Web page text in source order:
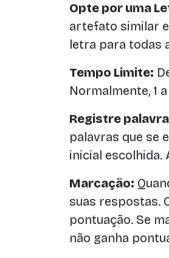
Opte por uma
artefato similar
letra para todas
Tempo Limite:
Normalmente, 1
Registre
palavras que se
inicial escolhida.
Marcação:
suas respostas.
pontuação. Se
não ganha